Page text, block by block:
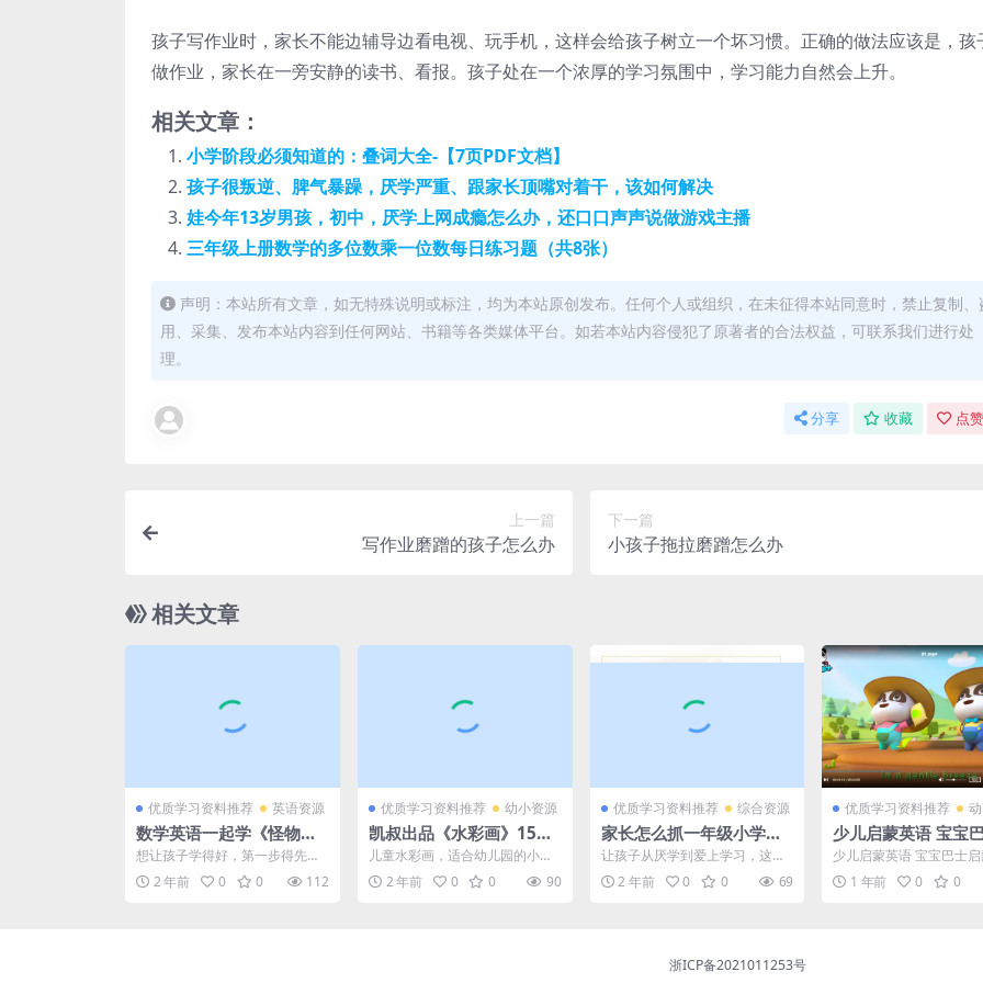
孩子写作业时，家长不能边辅导边看电视、玩手机，这样会给孩子树立一个坏习惯。正确的做法应该是，孩
做作业，家长在一旁安静的读书、看报。孩子处在一个浓厚的学习氛围中，学习能力自然会上升。
相关文章：
小学阶段必须知道的：叠词大全-【7页PDF文档】
孩子很叛逆、脾气暴躁，厌学严重、跟家长顶嘴对着干，该如何解决
娃今年13岁男孩，初中，厌学上网成瘾怎么办，还口口声声说做游戏主播
三年级上册数学的多位数乘一位数每日练习题（共8张）
声明：本站所有文章，如无特殊说明或标注，均为本站原创发布。任何个人或组织，在未征得本站同意时，禁止复制、
用、采集、发布本站内容到任何网站、书籍等各类媒体平台。如若本站内容侵犯了原著者的合法权益，可联系我们进行处
理。
分享 收藏 点
上一篇
写作业磨蹭的孩子怎么办
下一篇
小孩子拖拉磨蹭怎么办
相关文章
优质学习资料推荐 英语资源
数学英语一起学《怪物数
学小分队 Monster math
Squad》，数学英语双料
启蒙动画 百度网盘下载
想让孩子学得好，第一步得先让
孩子有兴趣。学语言类学科可以
通过看动画看书来解决，那...
2 年前 0 0 112
优质学习资料推荐 幼小资源
凯叔出品《水彩画》15课
全集MP4视频课程百度网
盘下载，儿童水彩画学习
课程视频
儿童水彩画，适合幼儿园的小朋
友做画画的启蒙学习，今天推
荐：凯叔出品《水彩画》15...
2 年前 0 0 90
优质学习资料推荐 综合资源
家长怎么抓一年级小学生
的学习，36集MP3专辑百
度网盘下载，让孩子爱上
学习
让孩子从厌学到爱上学习，这个
教育方法引千万父母学习…… 家
长怎样抓孩子学习?对于...
2 年前 0 0 69
优质学习资料推荐
少儿启蒙英语 宝宝
蒙音乐剧英文版（
岁）百度网盘下载
少儿启蒙英语 宝宝巴士
剧英文版（适合3-7岁）
下载 家里有学龄前...
1 年前 0 0
浙ICP备2021011253号